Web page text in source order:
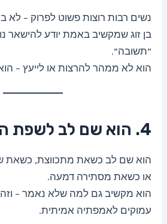
נשים רבות רוצות פשוט לפרוק – לא
בן זוג שמקשיב באמת יודע להישאר
“תשובה”.
הוא לא ממהר להרצות או לייעץ –
4. הוא שם לב לשפת הגוף שלך
הוא שם לב כשאת מתכווצת, כשאת
או כשאת מסתירה דמעה.
הוא מקשיב גם למה שלא נאמר –
עמוקים לאמפתיה אמיתית.